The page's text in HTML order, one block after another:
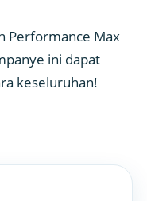
Performance Max
ini dapat
keseluruhan!